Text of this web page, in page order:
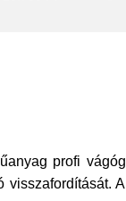
profi
visszafordítását.